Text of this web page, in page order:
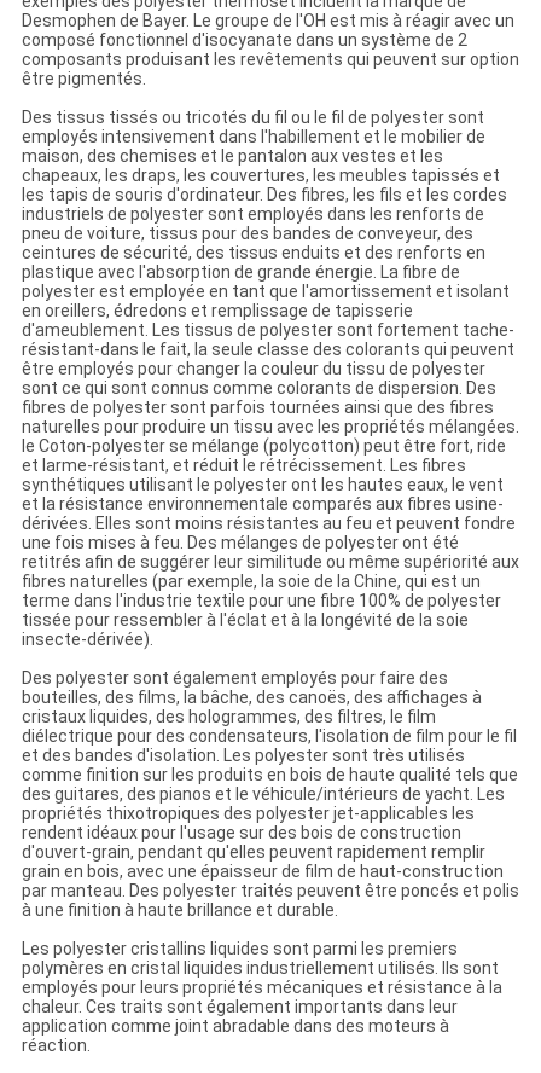
Desmophen de Bayer. Le groupe de l'OH est mis à réagir avec un
composé fonctionnel d'isocyanate dans un système de 2
composants produisant les revêtements qui peuvent sur option
être pigmentés.
Des tissus tissés ou tricotés du fil ou le fil de polyester sont
employés intensivement dans l'habillement et le mobilier de
maison, des chemises et le pantalon aux vestes et les
chapeaux, les draps, les couvertures, les meubles tapissés et
les tapis de souris d'ordinateur. Des fibres, les fils et les cordes
industriels de polyester sont employés dans les renforts de
pneu de voiture, tissus pour des bandes de conveyeur, des
ceintures de sécurité, des tissus enduits et des renforts en
plastique avec l'absorption de grande énergie. La fibre de
polyester est employée en tant que l'amortissement et isolant
en oreillers, édredons et remplissage de tapisserie
d'ameublement. Les tissus de polyester sont fortement tache-
résistant-dans le fait, la seule classe des colorants qui peuvent
être employés pour changer la couleur du tissu de polyester
sont ce qui sont connus comme colorants de dispersion. Des
fibres de polyester sont parfois tournées ainsi que des fibres
naturelles pour produire un tissu avec les propriétés mélangées.
le Coton-polyester se mélange (polycotton) peut être fort, ride
et larme-résistant, et réduit le rétrécissement. Les fibres
synthétiques utilisant le polyester ont les hautes eaux, le vent
et la résistance environnementale comparés aux fibres usine-
dérivées. Elles sont moins résistantes au feu et peuvent fondre
une fois mises à feu. Des mélanges de polyester ont été
retitrés afin de suggérer leur similitude ou même supériorité aux
fibres naturelles (par exemple, la soie de la Chine, qui est un
terme dans l'industrie textile pour une fibre 100% de polyester
tissée pour ressembler à l'éclat et à la longévité de la soie
insecte-dérivée).
Des polyester sont également employés pour faire des
bouteilles, des films, la bâche, des canoës, des affichages à
cristaux liquides, des hologrammes, des filtres, le film
diélectrique pour des condensateurs, l'isolation de film pour le fil
et des bandes d'isolation. Les polyester sont très utilisés
comme finition sur les produits en bois de haute qualité tels que
des guitares, des pianos et le véhicule/intérieurs de yacht. Les
propriétés thixotropiques des polyester jet-applicables les
rendent idéaux pour l'usage sur des bois de construction
d'ouvert-grain, pendant qu'elles peuvent rapidement remplir
grain en bois, avec une épaisseur de film de haut-construction
par manteau. Des polyester traités peuvent être poncés et polis
à une finition à haute brillance et durable.
Les polyester cristallins liquides sont parmi les premiers
polymères en cristal liquides industriellement utilisés. Ils sont
employés pour leurs propriétés mécaniques et résistance à la
chaleur. Ces traits sont également importants dans leur
application comme joint abradable dans des moteurs à
réaction.